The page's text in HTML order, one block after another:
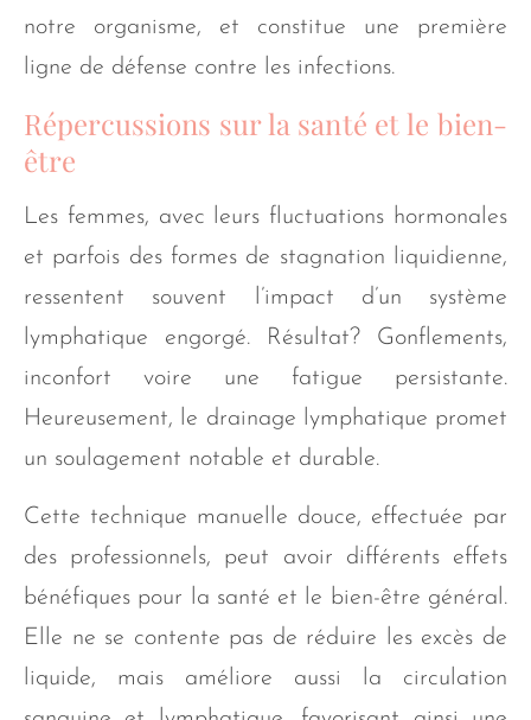
notre organisme, et constitue une première
ligne de défense contre les infections.
Répercussions sur la santé et le bien-
être
Les femmes, avec leurs fluctuations hormonales
et parfois des formes de stagnation liquidienne,
ressentent souvent l’impact d’un système
lymphatique engorgé. Résultat? Gonflements,
inconfort voire une fatigue persistante.
Heureusement, le drainage lymphatique promet
un soulagement notable et durable.
Cette technique manuelle douce, effectuée par
des professionnels, peut avoir différents effets
bénéfiques pour la santé et le bien-être général.
Elle ne se contente pas de réduire les excès de
liquide, mais améliore aussi la circulation